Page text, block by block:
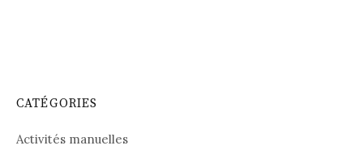
CATÉGORIES
Activités manuelles